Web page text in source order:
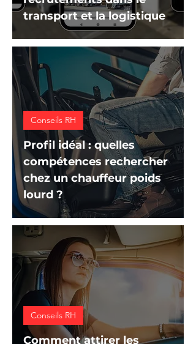
transport et la logistique
Profil idéal : quelles
compétences rechercher
chez un chauffeur poids
lourd ?
Conseils RH
Comment attirer les
Conseils RH